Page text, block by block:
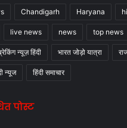
Chandigarh Haryana
live news news top news
न्यूज़ हिंदी भारत जोड़ो यात्रा
न्यूज हिंदी समाचार
पोस्ट